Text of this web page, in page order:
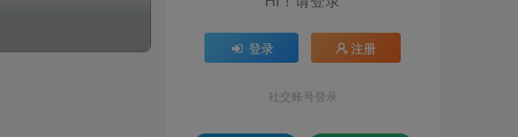
登录 注册
社交账号登录